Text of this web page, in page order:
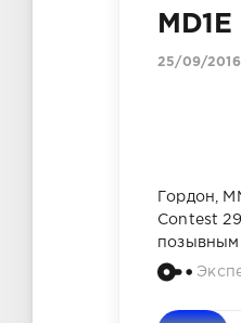
25/09/2016
Гордон,
Contest
позывным